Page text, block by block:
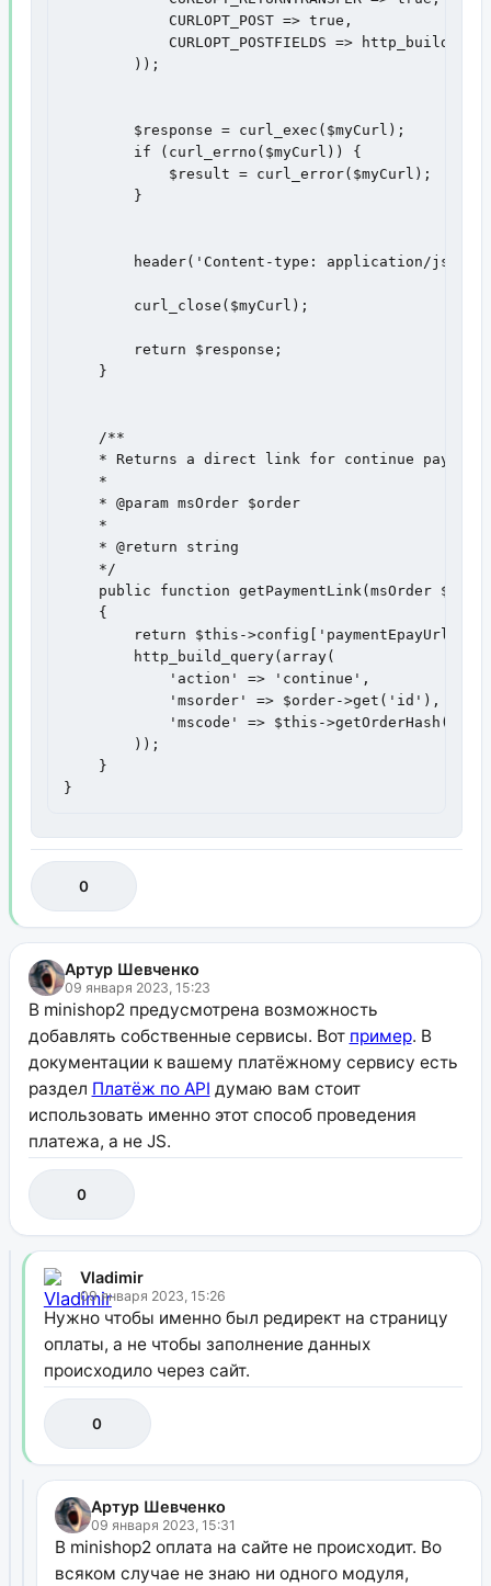
            CURLOPT_POST => true,
CURLOPT_POSTFIELDS =>
        ));
        $response = curl_exec($myCurl);
        if (curl_errno($myCurl)) {
            $result = curl_error($myCurl);
        }
header('Content-type: application/
        curl_close($myCurl);
        return $response;
    }
    /**
* Returns a direct link for continue
    *
    * @param msOrder $order
    *
    * @return string
    */
public function getPaymentLink(msOrder
    {
return $this->config['paymentEpayUrl'] .
        http_build_query(array(
            'action' => 'continue',
            'msorder' => $order->get('id'),
'mscode' => $this-
        ));
    }
}
0
Артур Шевченко
09 января 2023, 15:23
В minishop2 предусмотрена возможность
добавлять собственные сервисы. Вот пример. В
документации к вашему платёжному сервису есть
раздел Платёж по API думаю вам стоит
использовать именно этот способ проведения
платежа, а не JS.
0
Vladimir
09 января 2023, 15:26
Нужно чтобы именно был редирект на страницу
оплаты, а не чтобы заполнение данных
происходило через сайт.
0
Артур Шевченко
09 января 2023, 15:31
В minishop2 оплата на сайте не происходит. Во
всяком случае не знаю ни одного модуля,